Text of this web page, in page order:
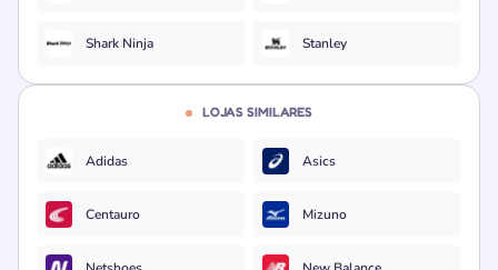
Shark Ninja Stanley
LOJAS SIMILARES
Adidas Asics
Centauro Mizuno